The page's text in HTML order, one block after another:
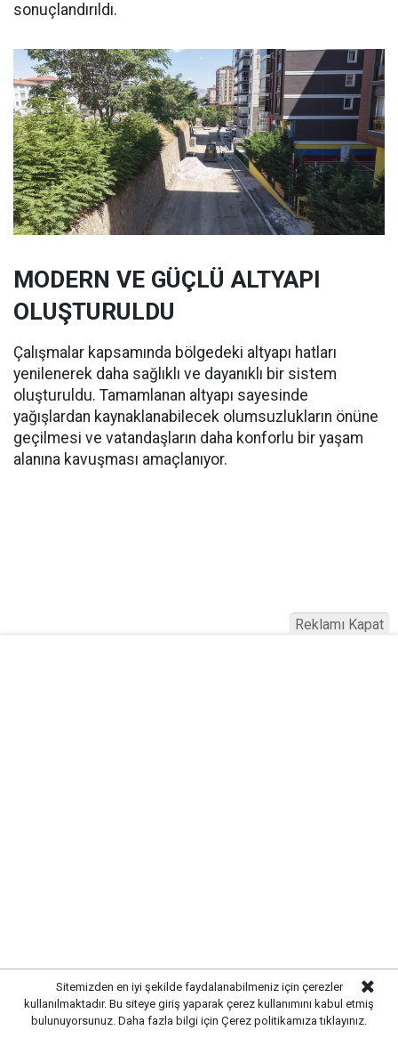
sonuçlandırıldı.
MODERN VE GÜÇLÜ ALTYAPI
OLUŞTURULDU
Çalışmalar kapsamında bölgedeki altyapı hatları
yenilenerek daha sağlıklı ve dayanıklı bir sistem
oluşturuldu. Tamamlanan altyapı sayesinde
yağışlardan kaynaklanabilecek olumsuzlukların önüne
geçilmesi ve vatandaşların daha konforlu bir yaşam
alanına kavuşması amaçlanıyor.
DÜZENLEMESİ VAR
Altyapı çalışmalarının tamamlanmasının ardından
Sitemizden en iyi şekilde faydalanabilmeniz için çerezler
kullanılmaktadır. Bu siteye giriş yaparak çerez kullanımını kabul etmiş
bulunuyorsunuz. Daha fazla bilgi için Çerez politikamıza tıklayınız.
Reklamı Kapat